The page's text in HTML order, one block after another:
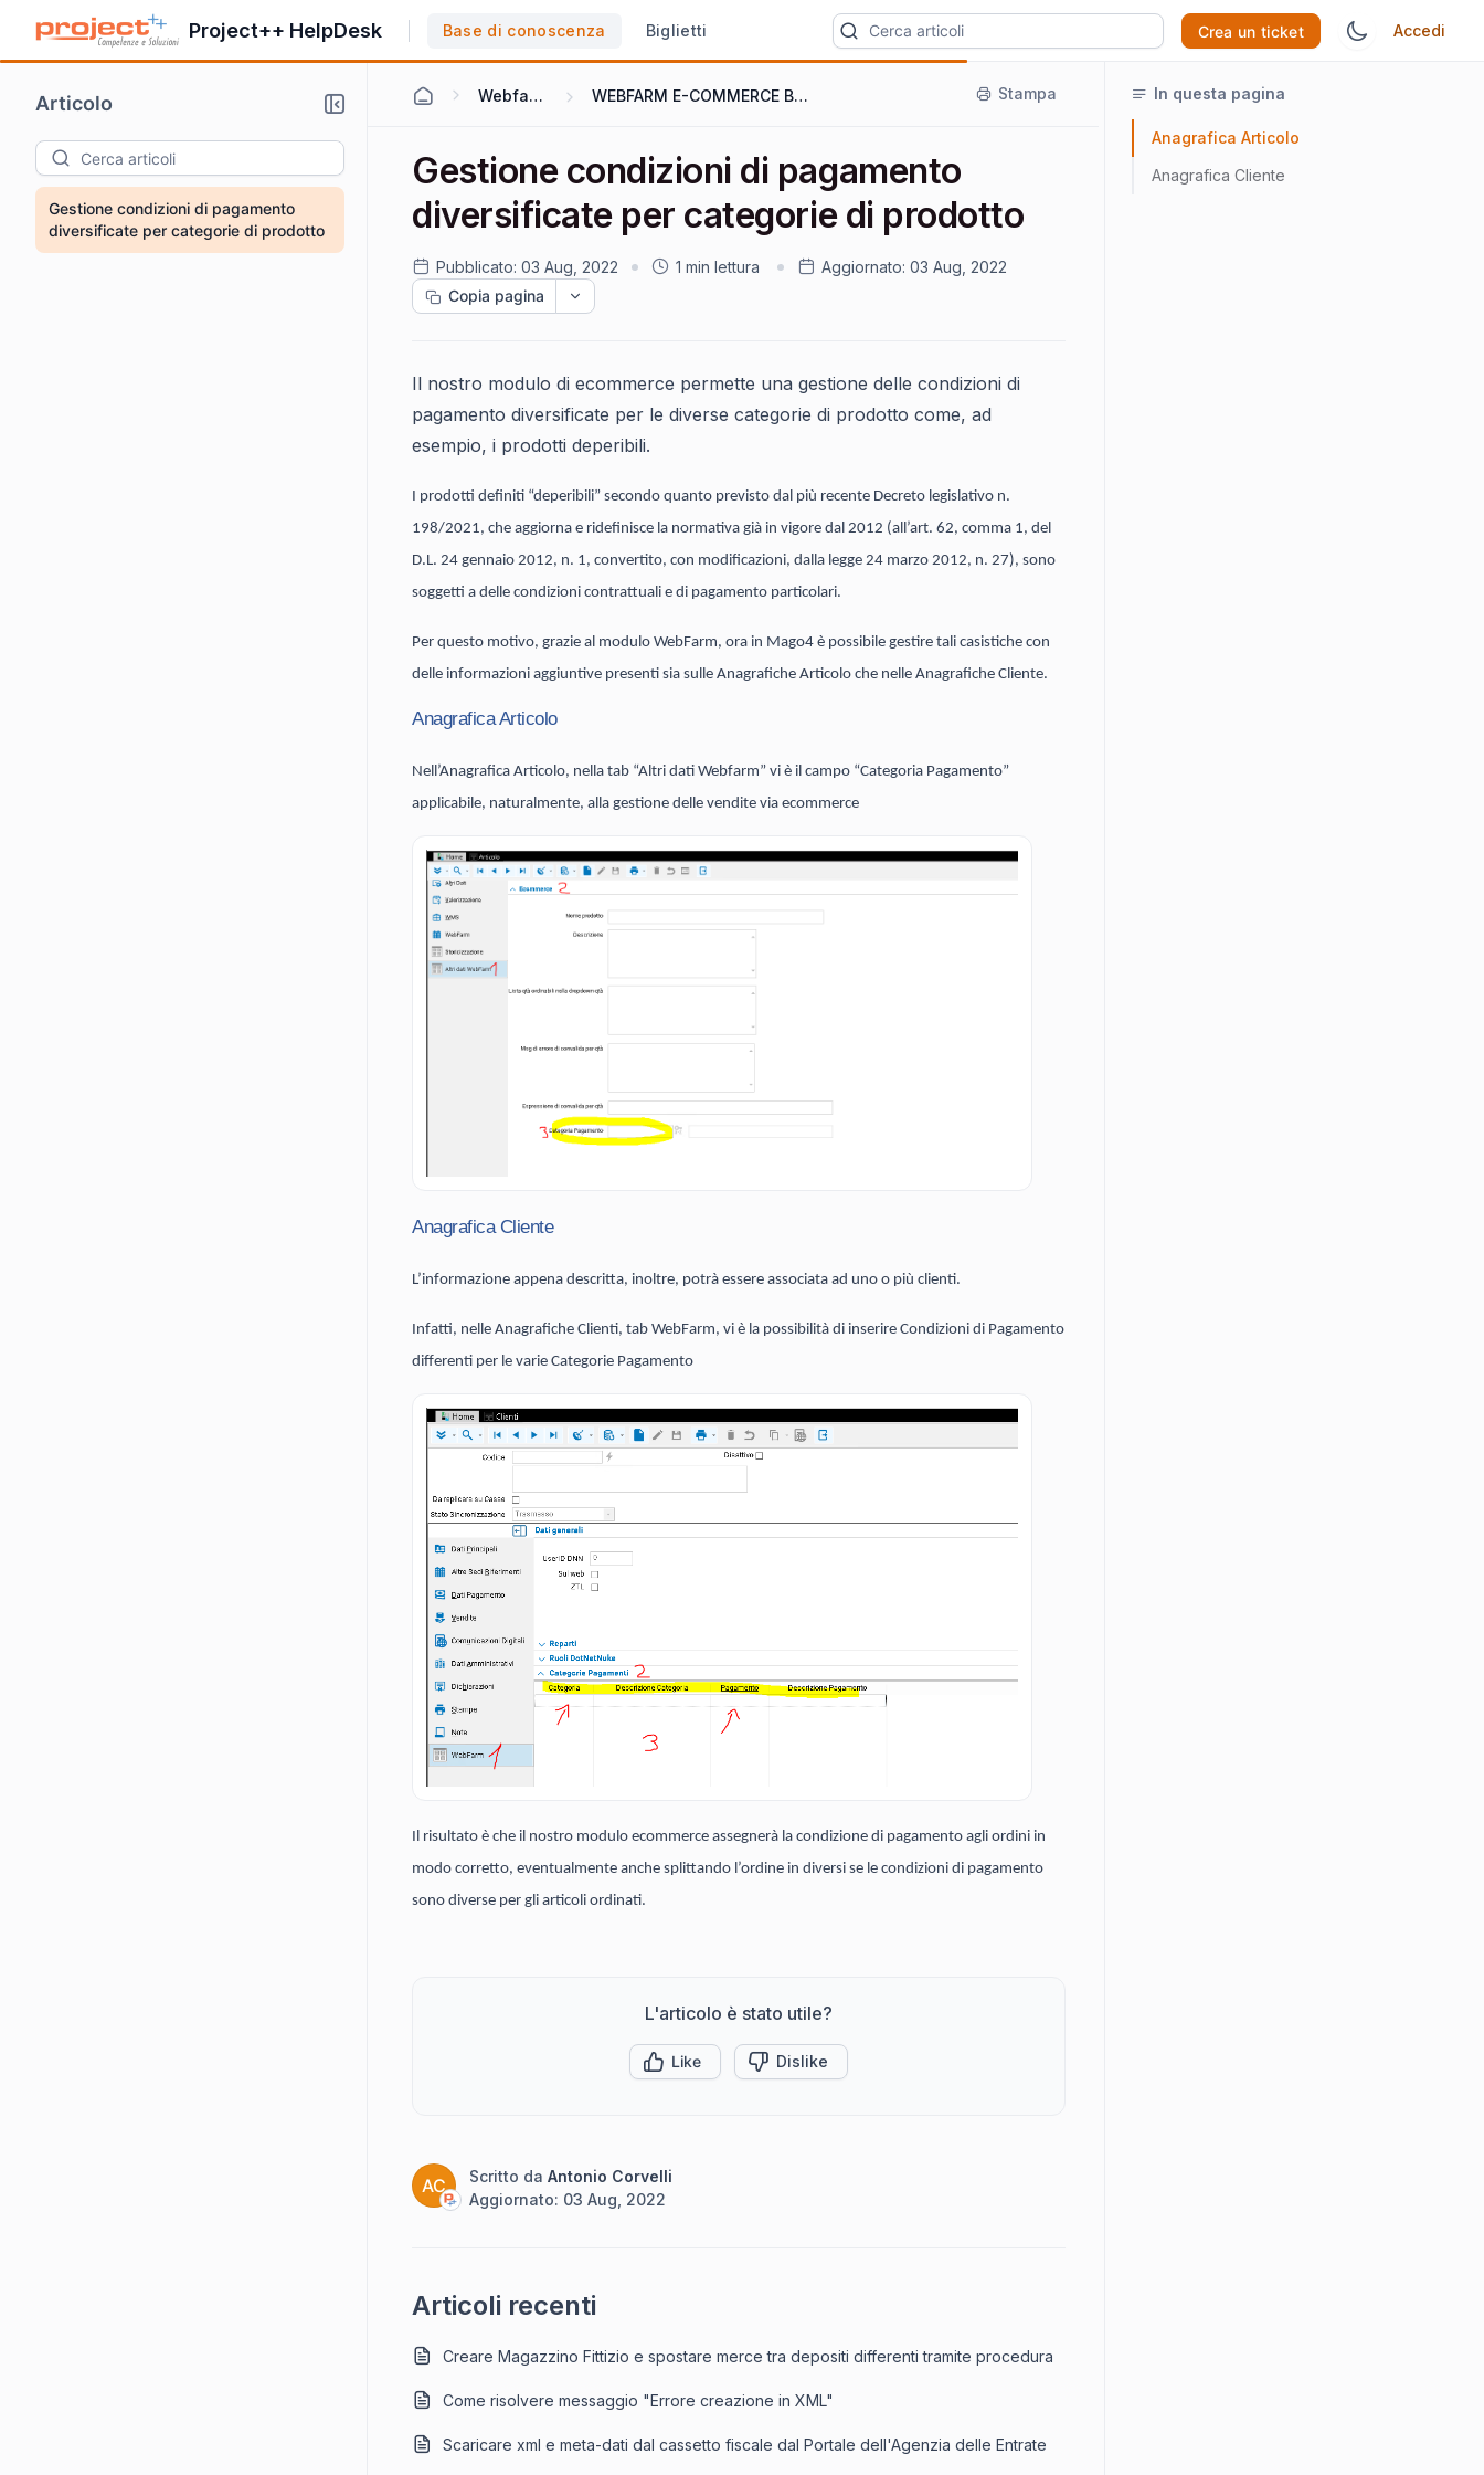
Project++ HelpDesk Base di conoscenza Biglietti Crea un ticket Accedi
Articolo
Gestione condizioni di pagamento
diversificate per categorie di prodotto
Webfarm WEBFARM E-COMMERCE B2C Stampa
Gestione condizioni di pagamento
diversificate per categorie di prodotto
Pubblicato: 03 Aug, 2022 1 min lettura Aggiornato: 03 Aug, 2022
Copia pagina
Il nostro modulo di ecommerce permette una gestione delle condizioni di
pagamento diversificate per le diverse categorie di prodotto come, ad
esempio, i prodotti deperibili.
I prodotti definiti “deperibili” secondo quanto previsto dal più recente Decreto legislativo n.
198/2021, che aggiorna e ridefinisce la normativa già in vigore dal 2012 (all’art. 62, comma 1, del
D.L. 24 gennaio 2012, n. 1, convertito, con modificazioni, dalla legge 24 marzo 2012, n. 27), sono
soggetti a delle condizioni contrattuali e di pagamento particolari.
Per questo motivo, grazie al modulo WebFarm, ora in Mago4 è possibile gestire tali casistiche con
delle informazioni aggiuntive presenti sia sulle Anagrafiche Articolo che nelle Anagrafiche Cliente.
Anagrafica Articolo
Nell’Anagrafica Articolo, nella tab “Altri dati Webfarm” vi è il campo “Categoria Pagamento”
applicabile, naturalmente, alla gestione delle vendite via ecommerce
Anagrafica Cliente
L’informazione appena descritta, inoltre, potrà essere associata ad uno o più clienti.
Infatti, nelle Anagrafiche Clienti, tab WebFarm, vi è la possibilità di inserire Condizioni di Pagamento
differenti per le varie Categorie Pagamento
Il risultato è che il nostro modulo ecommerce assegnerà la condizione di pagamento agli ordini in
modo corretto, eventualmente anche splittando l’ordine in diversi se le condizioni di pagamento
sono diverse per gli articoli ordinati.
L'articolo è stato utile?
Like Dislike
AC Scritto da Antonio Corvelli
Aggiornato: 03 Aug, 2022
Articoli recenti
Creare Magazzino Fittizio e spostare merce tra depositi differenti tramite procedura
Come risolvere messaggio "Errore creazione in XML"
Scaricare xml e meta-dati dal cassetto fiscale dal Portale dell'Agenzia delle Entrate
In questa pagina
Anagrafica Articolo
Anagrafica Cliente